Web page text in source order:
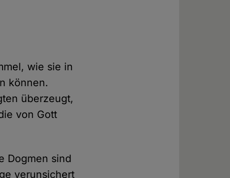
wie sie in
können.
überzeugt,
von Gott
Dogmen sind
verunsichert